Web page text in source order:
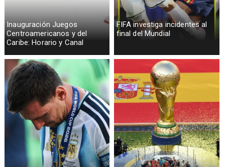
Inauguración Juegos
Centroamericanos y del
Caribe: Horario y Canal
FIFA investiga incidentes al
final del Mundial